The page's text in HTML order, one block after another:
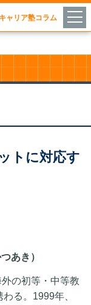
ャリア塾コラム
トに対応す
あき）
の初等・中等教
る。1999年、